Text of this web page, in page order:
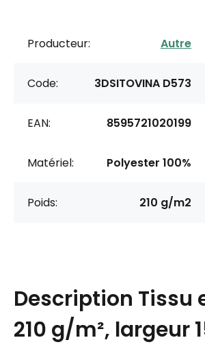
Producteur: Autre
Code: 3DSITOVINA D573
EAN: 8595721020199
Matériel: Polyester 100%
Poids: 210 g/m2
Description Tissu
210 g/m², largeur